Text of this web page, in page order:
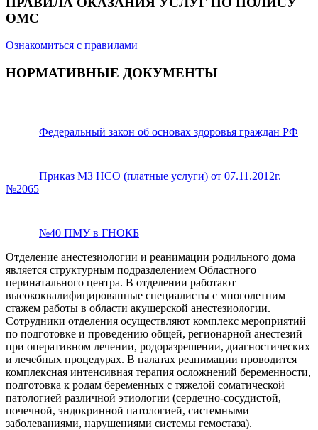
ОМС
Ознакомиться с правилами
НОРМАТИВНЫЕ ДОКУМЕНТЫ
Федеральный закон об основах здоровья граждан РФ
Приказ МЗ НСО (платные услуги) от 07.11.2012г.
№2065
№40 ПМУ в ГНОКБ
Отделение анестезиологии и реанимации родильного дома
является структурным подразделением Областного
перинатального центра. В отделении работают
высококвалифицированные специалисты с многолетним
стажем работы в области акушерской анестезиологии.
Сотрудники отделения осуществляют комплекс мероприятий
по подготовке и проведению общей, регионарной анестезий
при оперативном лечении, родоразрешении, диагностических
и лечебных процедурах. В палатах реанимации проводится
комплексная интенсивная терапия осложнений беременности,
подготовка к родам беременных с тяжелой соматической
патологией различной этиологии (сердечно-сосудистой,
почечной, эндокринной патологией, системными
заболеваниями, нарушениями системы гемостаза).